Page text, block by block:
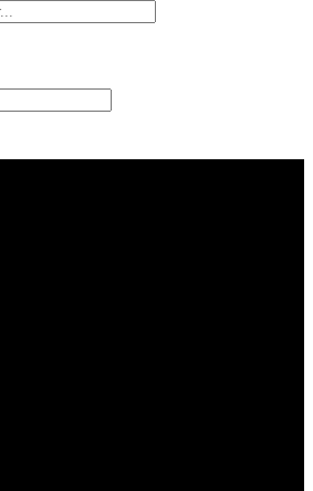
avanzar en sus carreras y
enfocado, tal y como indica su nombre,
en el ámbito empresarial. Es un
necesarios para enfrentar los